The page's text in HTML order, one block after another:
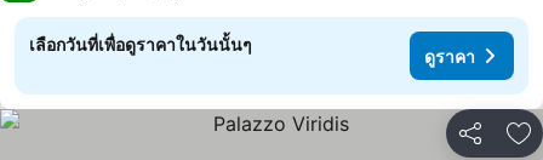
เลือกวันที่เพื่อดูราคาในวันนั้นๆ
ดูราคา
แชร์ เ